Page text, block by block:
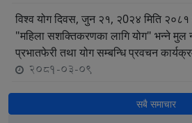
विश्व योग दिवस, जुन २१, २0२४ मिति
"महिला सशक्तिकरणका लागि योग" भन्ने मुल
प्रभातफेरी तथा योग सम्बन्धि प्रवचन
2081-03-09
सबै समाचार